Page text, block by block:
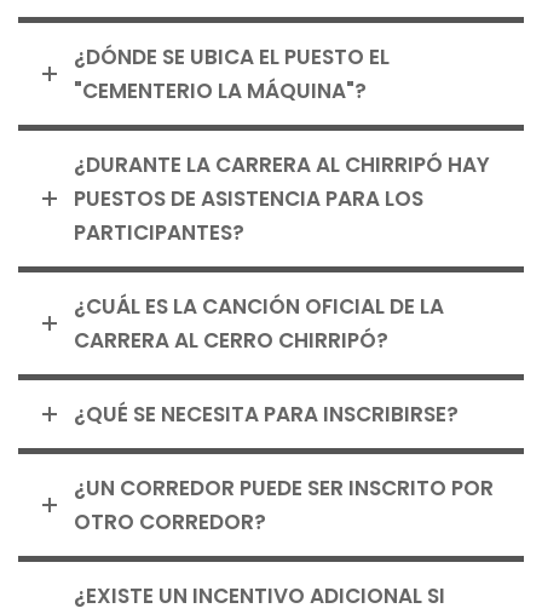
¿DÓNDE SE UBICA EL PUESTO EL
"CEMENTERIO LA MÁQUINA"?
¿DURANTE LA CARRERA AL CHIRRIPÓ HAY
PUESTOS DE ASISTENCIA PARA LOS
PARTICIPANTES?
¿CUÁL ES LA CANCIÓN OFICIAL DE LA
CARRERA AL CERRO CHIRRIPÓ?
¿QUÉ SE NECESITA PARA INSCRIBIRSE?
¿UN CORREDOR PUEDE SER INSCRITO POR
OTRO CORREDOR?
¿EXISTE UN INCENTIVO ADICIONAL SI